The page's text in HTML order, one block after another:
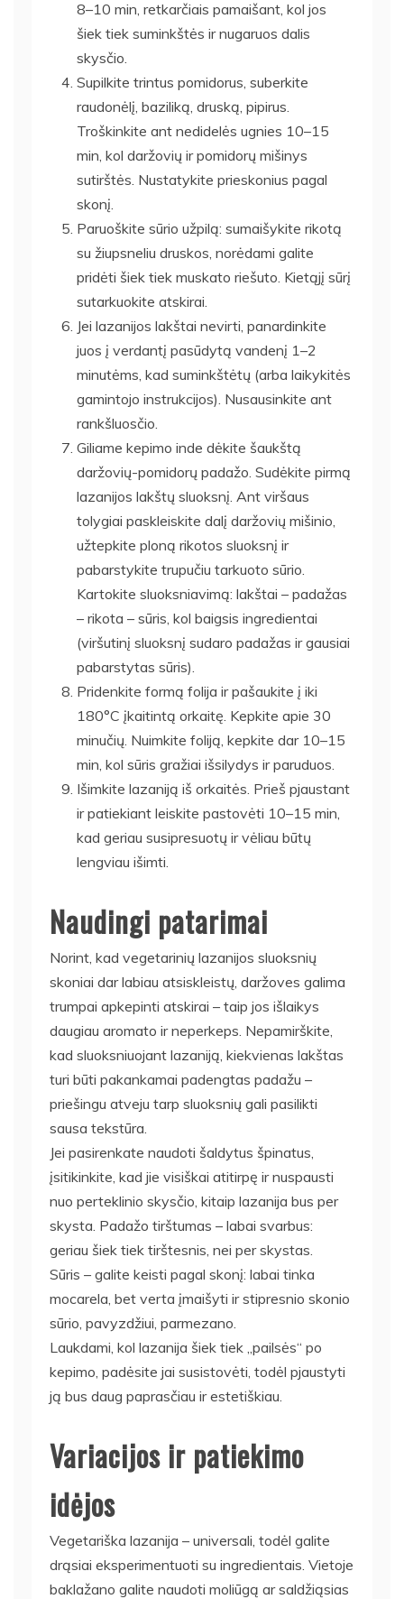
8–10 min, retkarčiais pamaišant, kol jos
šiek tiek suminkštės ir nugaruos dalis
skysčio.
Supilkite trintus pomidorus, suberkite
raudonėlį, baziliką, druską, pipirus.
Troškinkite ant nedidelės ugnies 10–15
min, kol daržovių ir pomidorų mišinys
sutirštės. Nustatykite prieskonius pagal
skonį.
Paruoškite sūrio užpilą: sumaišykite rikotą
su žiupsneliu druskos, norėdami galite
pridėti šiek tiek muskato riešuto. Kietąjį sūrį
sutarkuokite atskirai.
Jei lazanijos lakštai nevirti, panardinkite
juos į verdantį pasūdytą vandenį 1–2
minutėms, kad suminkštėtų (arba laikykitės
gamintojo instrukcijos). Nusausinkite ant
rankšluosčio.
Giliame kepimo inde dėkite šaukštą
daržovių-pomidorų padažo. Sudėkite pirmą
lazanijos lakštų sluoksnį. Ant viršaus
tolygiai paskleiskite dalį daržovių mišinio,
užtepkite ploną rikotos sluoksnį ir
pabarstykite trupučiu tarkuoto sūrio.
Kartokite sluoksniavimą: lakštai – padažas
– rikota – sūris, kol baigsis ingredientai
(viršutinį sluoksnį sudaro padažas ir gausiai
pabarstytas sūris).
Pridenkite formą folija ir pašaukite į iki
180°C įkaitintą orkaitę. Kepkite apie 30
minučių. Nuimkite foliją, kepkite dar 10–15
min, kol sūris gražiai išsilydys ir paruduos.
Išimkite lazaniją iš orkaitės. Prieš pjaustant
ir patiekiant leiskite pastovėti 10–15 min,
kad geriau susipresuotų ir vėliau būtų
lengviau išimti.
Naudingi patarimai
Norint, kad vegetarinių lazanijos sluoksnių
skoniai dar labiau atsiskleistų, daržoves galima
trumpai apkepinti atskirai – taip jos išlaikys
daugiau aromato ir neperkeps. Nepamirškite,
kad sluoksniuojant lazaniją, kiekvienas lakštas
turi būti pakankamai padengtas padažu –
priešingu atveju tarp sluoksnių gali pasilikti
sausa tekstūra.
Jei pasirenkate naudoti šaldytus špinatus,
įsitikinkite, kad jie visiškai atitirpę ir nuspausti
nuo perteklinio skysčio, kitaip lazanija bus per
skysta. Padažo tirštumas – labai svarbus:
geriau šiek tiek tirštesnis, nei per skystas.
Sūris – galite keisti pagal skonį: labai tinka
mocarela, bet verta įmaišyti ir stipresnio skonio
sūrio, pavyzdžiui, parmezano.
Laukdami, kol lazanija šiek tiek „pailsės“ po
kepimo, padėsite jai susistovėti, todėl pjaustyti
ją bus daug paprasčiau ir estetiškiau.
Variacijos ir patiekimo
idėjos
Vegetariška lazanija – universali, todėl galite
drąsiai eksperimentuoti su ingredientais. Vietoje
baklažano galite naudoti moliūgą ar saldžiąsias